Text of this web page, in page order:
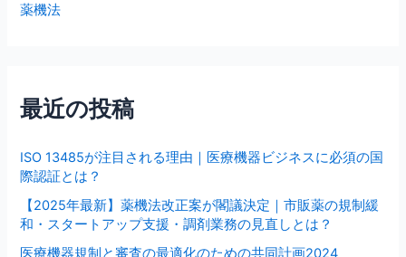
薬機法
最近の投稿
ISO 13485が注目される理由｜医療機器ビジネスに必須の国
際認証とは？
【2025年最新】薬機法改正案が閣議決定｜市販薬の規制緩
和・スタートアップ支援・調剤業務の見直しとは？
医療機器規制と審査の最適化のための共同計画2024